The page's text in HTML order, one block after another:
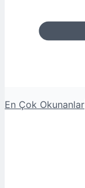
En Çok Okunanlar